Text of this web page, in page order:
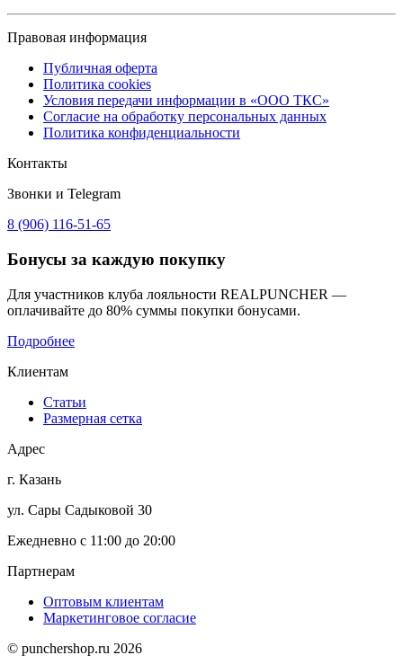
Правовая информация
Публичная оферта
Политика cookies
Условия передачи информации в «ООО ТКС»
Согласие на обработку персональных данных
Политика конфиденциальности
Контакты
Звонки и Telegram
8 (906) 116-51-65
Бонусы за каждую покупку
Для участников клуба лояльности REALPUNCHER —
оплачивайте до 80% суммы покупки бонусами.
Подробнее
Клиентам
Статьи
Размерная сетка
Адрес
г. Казань
ул. Сары Садыковой 30
Ежедневно с 11:00 до 20:00
Партнерам
Оптовым клиентам
Маркетинговое согласие
© punchershop.ru 2026